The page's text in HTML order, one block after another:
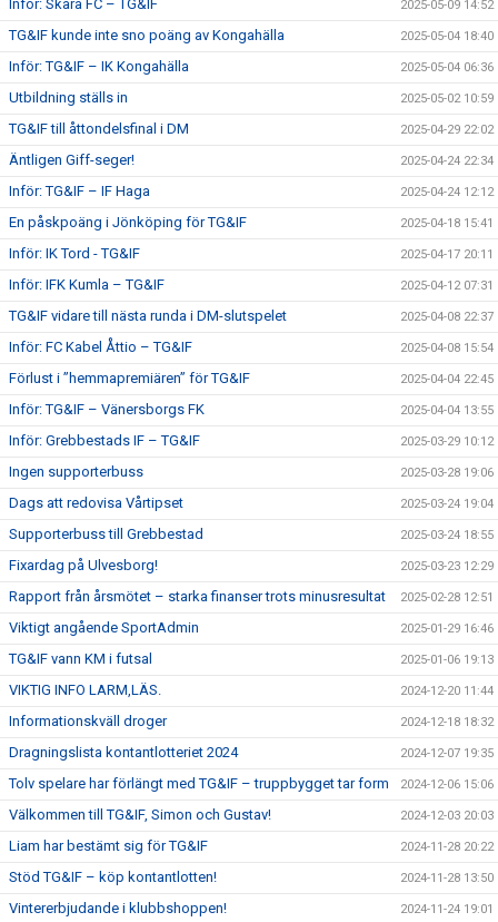
Inför: Skara FC – TG&IF 2025-05-09 14:52
TG&IF kunde inte sno poäng av Kongahälla 2025-05-04 18:40
Inför: TG&IF – IK Kongahälla 2025-05-04 06:36
Utbildning ställs in 2025-05-02 10:59
TG&IF till åttondelsfinal i DM 2025-04-29 22:02
Äntligen Giff-seger! 2025-04-24 22:34
Inför: TG&IF – IF Haga 2025-04-24 12:12
En påskpoäng i Jönköping för TG&IF 2025-04-18 15:41
Inför: IK Tord - TG&IF 2025-04-17 20:11
Inför: IFK Kumla – TG&IF 2025-04-12 07:31
TG&IF vidare till nästa runda i DM-slutspelet 2025-04-08 22:37
Inför: FC Kabel Åttio – TG&IF 2025-04-08 15:54
Förlust i ”hemmapremiären” för TG&IF 2025-04-04 22:45
Inför: TG&IF – Vänersborgs FK 2025-04-04 13:55
Inför: Grebbestads IF – TG&IF 2025-03-29 10:12
Ingen supporterbuss 2025-03-28 19:06
Dags att redovisa Vårtipset 2025-03-24 19:04
Supporterbuss till Grebbestad 2025-03-24 18:55
Fixardag på Ulvesborg! 2025-03-23 12:29
Rapport från årsmötet – starka finanser trots minusresultat 2025-02-28 12:51
Viktigt angående SportAdmin 2025-01-29 16:46
TG&IF vann KM i futsal 2025-01-06 19:13
VIKTIG INFO LARM,LÄS. 2024-12-20 11:44
Informationskväll droger 2024-12-18 18:32
Dragningslista kontantlotteriet 2024 2024-12-07 19:35
Tolv spelare har förlängt med TG&IF – truppbygget tar form 2024-12-06 15:06
Välkommen till TG&IF, Simon och Gustav! 2024-12-03 20:03
Liam har bestämt sig för TG&IF 2024-11-28 20:22
Stöd TG&IF – köp kontantlotten! 2024-11-28 13:50
Vintererbjudande i klubbshoppen! 2024-11-24 19:01